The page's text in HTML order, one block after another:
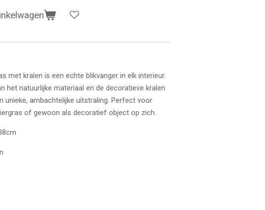
met kralen is een echte blikvanger in elk interieur.
het natuurlijke materiaal en de decoratieve kralen
unieke, ambachtelijke uitstraling. Perfect voor
of gewoon als decoratief object op zich.